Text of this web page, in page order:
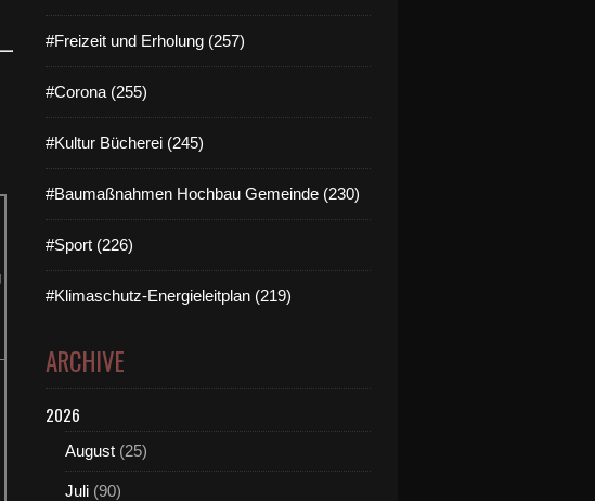
#Freizeit und Erholung (257)
#Corona (255)
#Kultur Bücherei (245)
#Baumaßnahmen Hochbau Gemeinde (230)
#Sport (226)
#Klimaschutz-Energieleitplan (219)
ARCHIVE
2026
August (25)
Juli (90)